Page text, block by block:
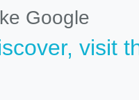
Google
visit